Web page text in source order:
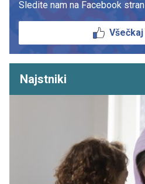
Sledite nam na Facebook
Najstniki